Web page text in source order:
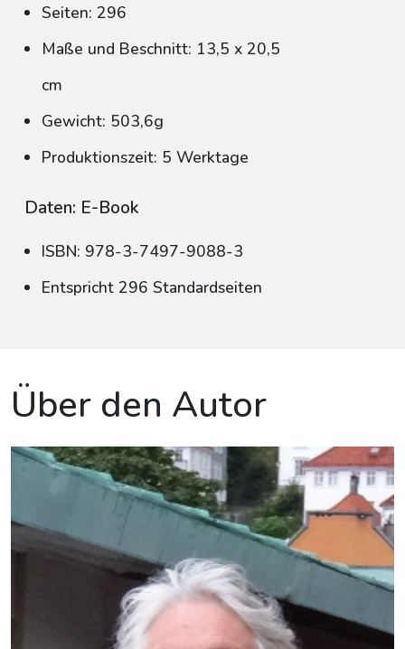
Seiten: 296
Maße und Beschnitt: 13,5 x 20,5
cm
Gewicht: 503,6g
Produktionszeit: 5 Werktage
Daten: E-Book
ISBN: 978-3-7497-9088-3
Entspricht 296 Standardseiten
Über den Autor